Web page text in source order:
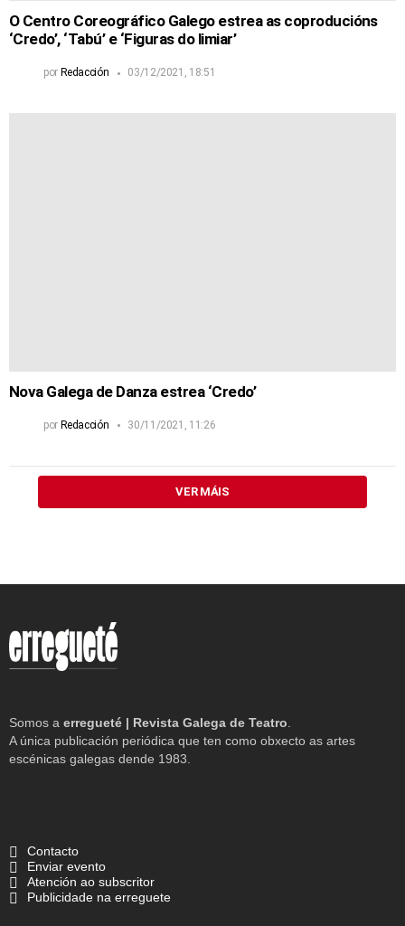
O Centro Coreográfico Galego estrea as coproducións
‘Credo’, ‘Tabú’ e ‘Figuras do limiar’
por Redacción 03/12/2021, 18:51
Nova Galega de Danza estrea ‘Credo’
por Redacción 30/11/2021, 11:26
VER MÁIS
Somos a erregueté | Revista Galega de Teatro
A única publicación periódica que ten como obxecto as artes
escénicas galegas dende 1983.
Contacto
Enviar evento
Atención ao subscritor
Publicidade na erreguete